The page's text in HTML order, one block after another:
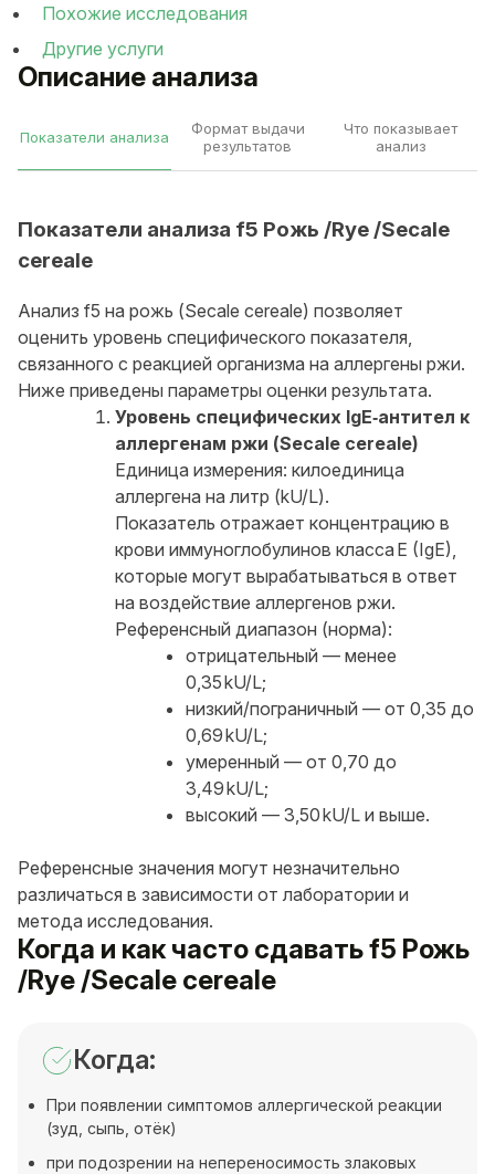
Описание анализа
Показатели анализа
Формат выдачи
результатов
Что показывает
анализ
Показатели анализа f5 Рожь /Rye /Secale
cereale
Анализ f5 на рожь (Secale cereale) позволяет
оценить уровень специфического показателя,
связанного с реакцией организма на аллергены ржи.
Ниже приведены параметры оценки результата.
Уровень специфических IgE‑антител к
аллергенам ржи (Secale cereale)
Единица измерения: килоединица
аллергена на литр (kU/L).
Показатель отражает концентрацию в
крови иммуноглобулинов класса E (IgE),
которые могут вырабатываться в ответ
на воздействие аллергенов ржи.
Референсный диапазон (норма):
отрицательный — менее
0,35 kU/L;
низкий/пограничный — от 0,35 до
0,69 kU/L;
умеренный — от 0,70 до
3,49 kU/L;
высокий — 3,50 kU/L и выше.
Референсные значения могут незначительно
различаться в зависимости от лаборатории и
метода исследования.
Когда и как часто сдавать f5 Рожь
/Rye /Secale cereale
Когда:
При появлении симптомов аллергической реакции
(зуд, сыпь, отёк)
при подозрении на непереносимость злаковых
Похожие исследования
Другие услуги